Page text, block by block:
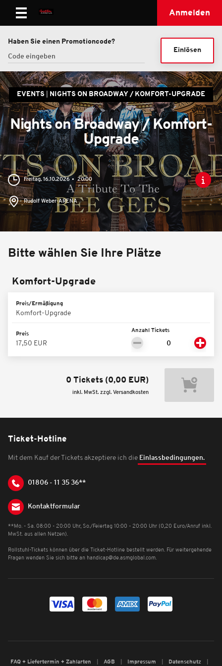
Anmelden
Haben Sie einen Promotioncode?
Einlösen
EVENTS NIGHTS ON BROADWAY / KOMFORT-UPGRADE
Nights on Broadway / Komfort-
Upgrade
Freitag, 16.10.2026 20:00
Rudolf Weber-ARENA
Bitte wählen Sie Ihre Plätze
Komfort-Upgrade
Preis/Ermäßigung
Komfort-Upgrade
Preis
17,50 EUR
Anzahl Tickets
0 Tickets (0,00 EUR)
inkl. MwSt. zzgl. Versandkosten
Ticket-Hotline
Mit dem Kauf der Tickets akzeptiere ich die Einlassbedingungen.
01806 - 11 35 36**
Kontaktformular
**Mo. - Sa. 08:00 - 20:00 Uhr, So./Feiertag 10:00 - 20:00 Uhr (0,20 Euro/Anruf inkl.
MwSt. aus allen Netzen).
Rollstuhl-Tickets können über die Ticket-Hotline bestellt werden. Für weitergehende
Fragen wenden Sie sich bitte an handicap@de.asmglobal.com.
FAQ + Liefertermin + Zahlarten AGB Impressum Datenschutz